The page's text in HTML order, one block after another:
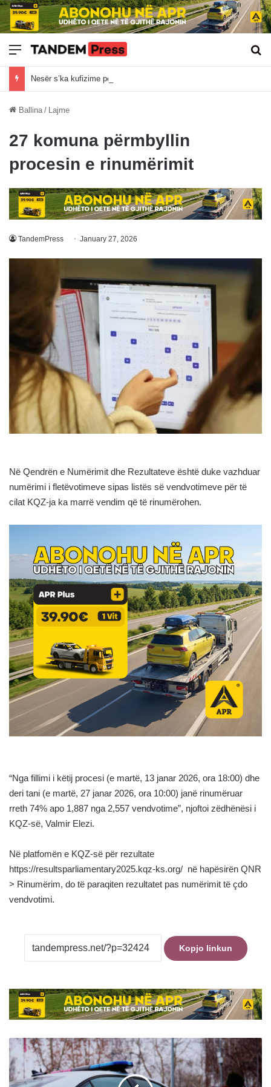
Meny
Nesër s’ka kufizime për kamionët mbi 20 tonë
Ballina / Lajme
27 komuna përmbyllin
procesin e rinumërimit
TandemPress January 27, 2026
Në Qendrën e Numërimit dhe Rezultateve është duke vazhduar
numërimi i fletëvotimeve sipas listës së vendvotimeve për të
cilat KQZ-ja ka marrë vendim që të rinumërohen.
“Nga fillimi i këtij procesi (e martë, 13 janar 2026, ora 18:00) dhe
deri tani (e martë, 27 janar 2026, ora 10:00) janë rinumëruar
rreth 74% apo 1,887 nga 2,557 vendvotime”, njoftoi zëdhënësi i
KQZ-së, Valmir Elezi.
Në platfomën e KQZ-së për rezultate
https://resultsparliamentary2025.kqz-ks.org/ në hapësirën QNR
> Rinumërim, do të paraqiten rezultatet pas numërimit të çdo
vendvotimi.
Kopjo linkun
Një
grua
sulmohet
fizikisht